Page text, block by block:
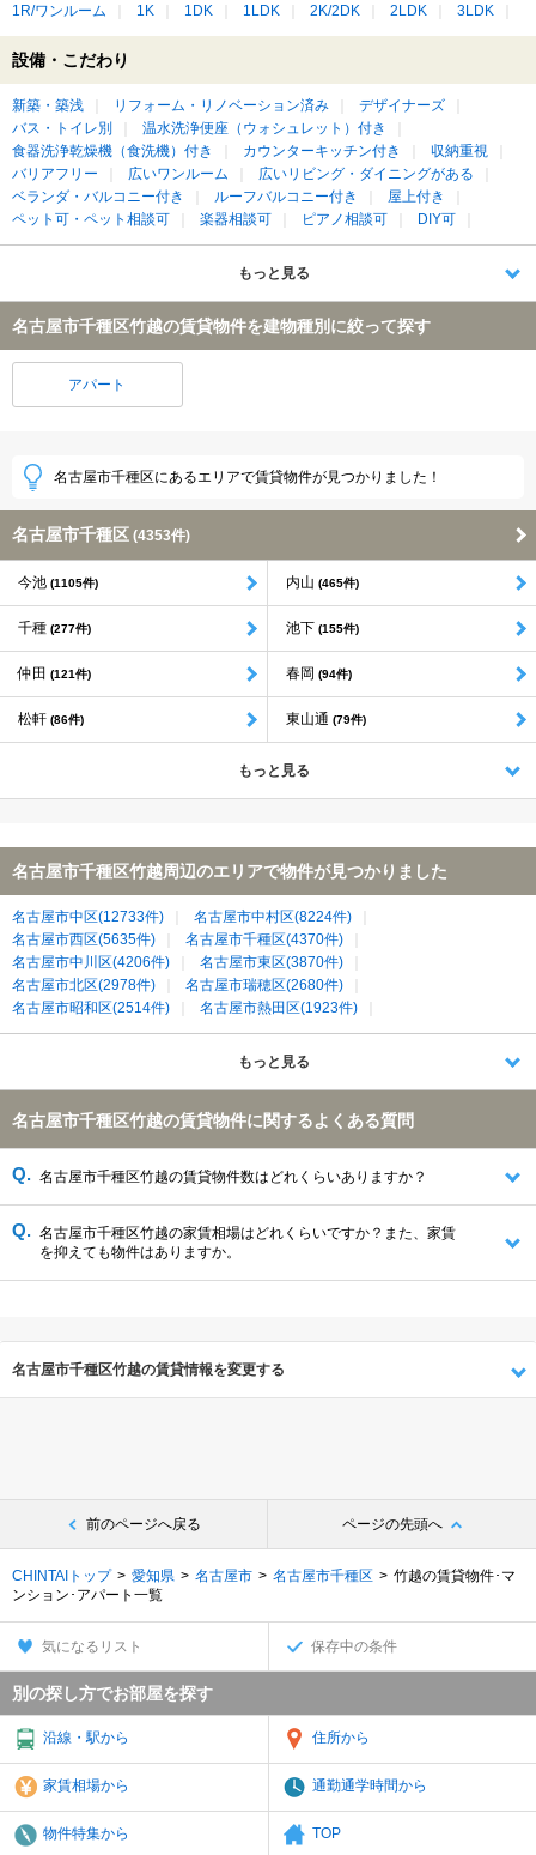
1R/ワンルーム 1K 1DK 1LDK 2K/2DK 2LDK 3LDK
設備・こだわり
新築・築浅 リフォーム・リノベーション済み
デザイナーズ
バス・トイレ別
温水洗浄便座（ウォシュレット）付き
食器洗浄乾燥機（食洗機）付き
カウンターキッチン付き
収納重視
バリアフリー
広いワンルーム
広いリビング・ダイニングがある
ベランダ・バルコニー付き
ルーフバルコニー付き
屋上付き
ペット可・ペット相談可
楽器相談可 ピアノ相談可 DIY可
もっと見る
名古屋市千種区竹越の賃貸物件を建物種別に絞って探す
アパート
名古屋市千種区にあるエリアで賃貸物件が見つかりました！
名古屋市千種区 (4353件)
今池 (1105件) 内山 (465件)
千種 (277件) 池下 (155件)
仲田 (121件) 春岡 (94件)
松軒 (86件) 東山通 (79件)
もっと見る
名古屋市千種区竹越周辺のエリアで物件が見つかりました
名古屋市中区(12733件)
名古屋市中村区(8224件)
名古屋市西区(5635件)
名古屋市千種区(4370件)
名古屋市中川区(4206件)
名古屋市東区(3870件)
名古屋市北区(2978件)
名古屋市瑞穂区(2680件)
名古屋市昭和区(2514件)
名古屋市熱田区(1923件)
名古屋市名東区(1885件)
名古屋市南区(1878件)
名古屋市緑区(1463件)
北名古屋市(453件)
尾張旭市(260件)
西春日井郡豊山町(136件)
もっと見る
名古屋市千種区竹越の賃貸物件に関するよくある質問
名古屋市千種区竹越の賃貸物件数はどれくらいありますか？
名古屋市千種区竹越の家賃相場はどれくらいですか？また、家賃
を抑えても物件はありますか。
名古屋市千種区竹越の賃貸情報を変更する
前のページへ戻る ページの先頭へ
CHINTAIトップ 愛知県 名古屋市 名古屋市千種区
竹越の賃貸物件･マ
ンション･アパート一覧
気になるリスト 保存中の条件
別の探し方でお部屋を探す
沿線・駅から 住所から
家賃相場から 通勤通学時間から
物件特集から TOP